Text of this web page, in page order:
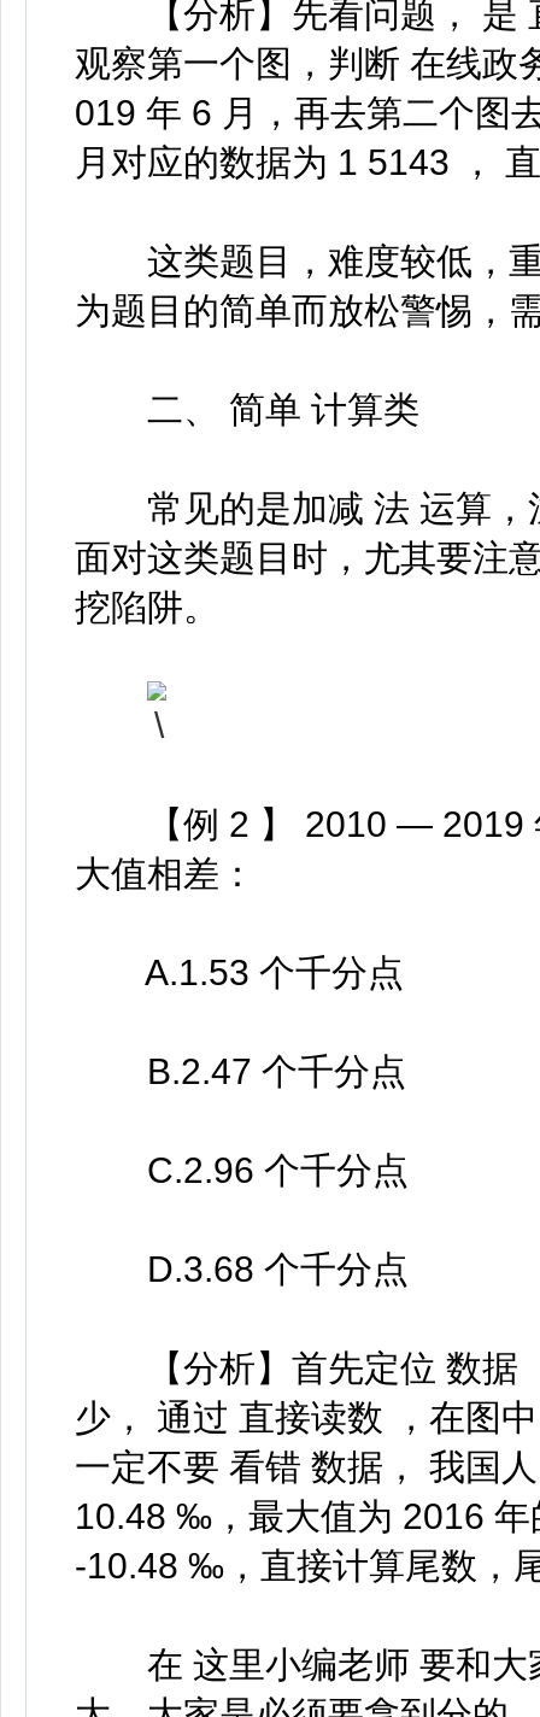
【分析】先看问题， 是
观察第一个图，判断 在线政
019 年 6 月，再去第二个图
月对应的数据为 1 5143 ，
这类题目，难度较低，重
为题目的简单而放松警惕，
二、 简单 计算类
常见的是加减 法 运算，
面对这类题目时，尤其要注
挖陷阱。
【例 2 】 2010 — 2019
大值相差：
A.1.53 个千分点
B.2.47 个千分点
C.2.96 个千分点
D.3.68 个千分点
【分析】首先定位 数据
少， 通过 直接读数 ，在图
一定不要 看错 数据， 我国
10.48 ‰，最大值为 2016
-10.48 ‰，直接计算尾数，
在 这里小编老师 要和大